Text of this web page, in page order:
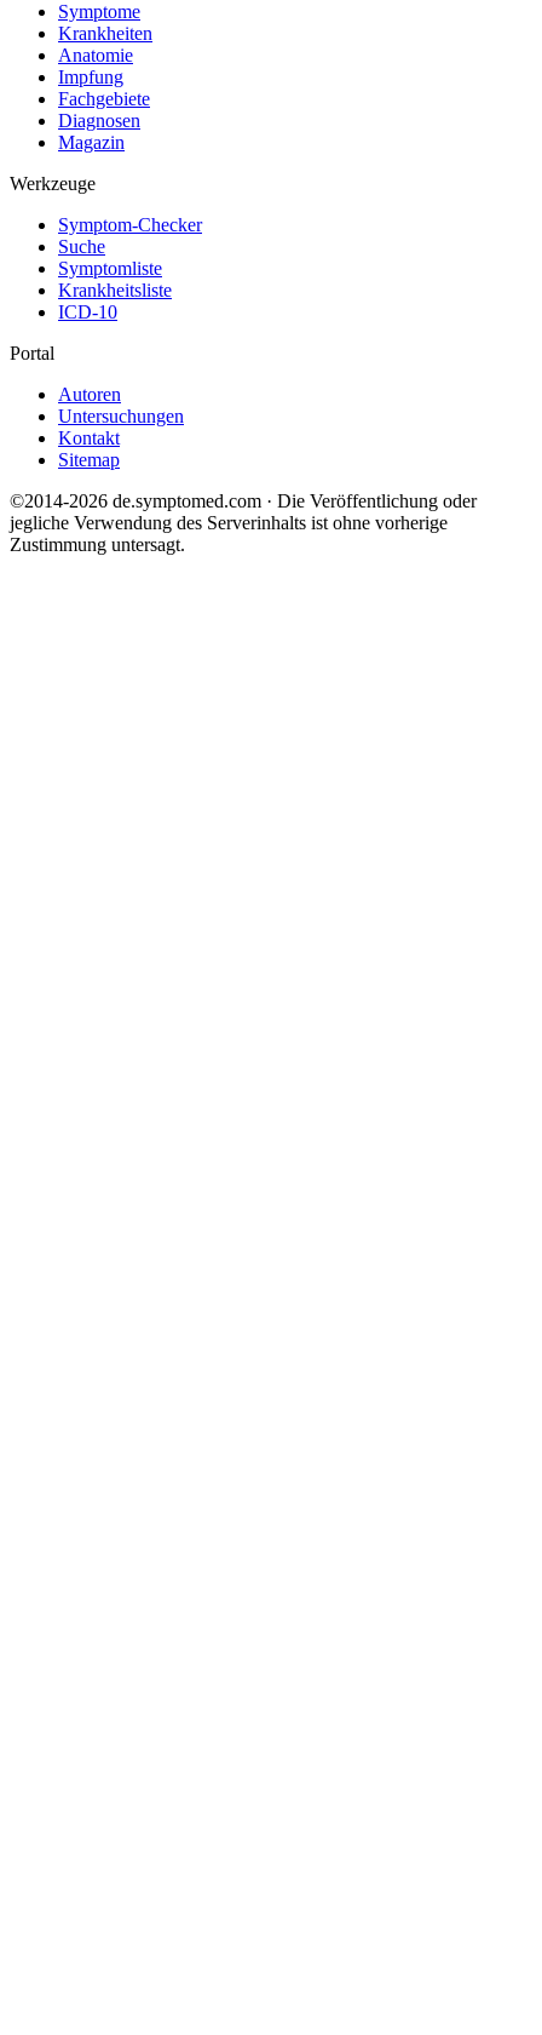
Symptome
Krankheiten
Anatomie
Impfung
Fachgebiete
Diagnosen
Magazin
Werkzeuge
Symptom-Checker
Suche
Symptomliste
Krankheitsliste
ICD-10
Portal
Autoren
Untersuchungen
Kontakt
Sitemap
©2014-2026 de.symptomed.com · Die Veröffentlichung oder
jegliche Verwendung des Serverinhalts ist ohne vorherige
Zustimmung untersagt.